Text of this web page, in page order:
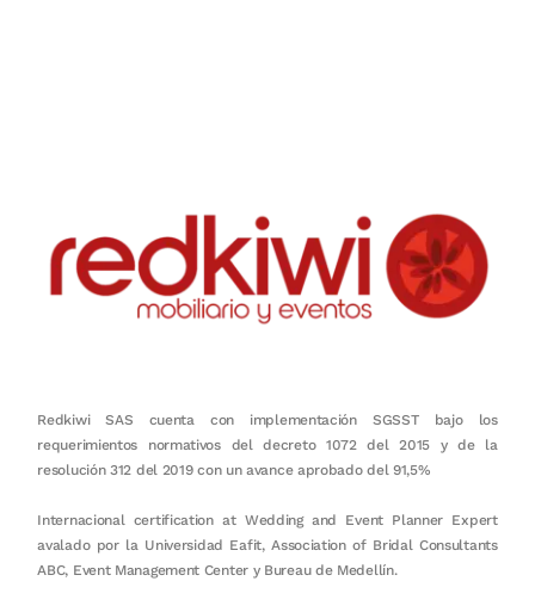
Redkiwi SAS cuenta con implementación SGSST bajo los
requerimientos normativos del decreto 1072 del 2015 y de la
resolución 312 del 2019 con un avance aprobado del 91,5%
Internacional certification at Wedding and Event Planner Expert
avalado por la Universidad Eafit, Association of Bridal Consultants
ABC, Event Management Center y Bureau de Medellín.